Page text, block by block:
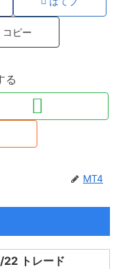
コピー
る
MT4
22 トレード